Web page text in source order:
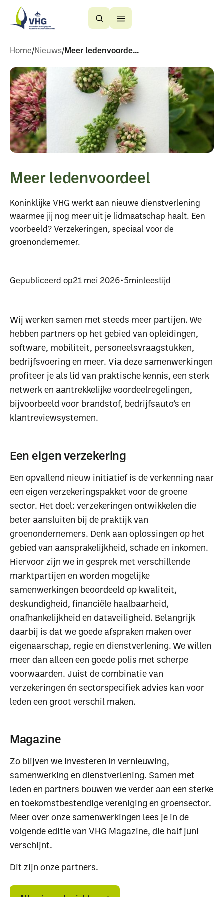
Button
Text
Button
Text
Waar ben je naar op
zoek?
Home Nieuws Meer ledenvoordeel
Meer ledenvoordeel
Koninklijke VHG werkt aan nieuwe dienstverlening
waarmee jij nog meer uit je lidmaatschap haalt. Een
voorbeeld? Verzekeringen, speciaal voor de
groenondernemer.
Gepubliceerd op21 mei 2026•5minleestijd
Wij werken samen met steeds meer partijen. We
hebben partners op het gebied van opleidingen,
software, mobiliteit, personeelsvraagstukken,
bedrijfsvoering en meer. Via deze samenwerkingen
profiteer je als lid van praktische kennis, een sterk
netwerk en aantrekkelijke voordeelregelingen,
bijvoorbeeld voor brandstof, bedrijfsauto’s en
klantreviewsystemen.
Een eigen verzekering
Een opvallend nieuw initiatief is de verkenning naar
een eigen verzekeringspakket voor de groene
sector. Het doel: verzekeringen ontwikkelen die
beter aansluiten bij de praktijk van
groenondernemers. Denk aan oplossingen op het
gebied van aansprakelijkheid, schade en inkomen.
Hiervoor zijn we in gesprek met verschillende
marktpartijen en worden mogelijke
samenwerkingen beoordeeld op kwaliteit,
deskundigheid, financiële haalbaarheid,
onafhankelijkheid en dataveiligheid. Belangrijk
daarbij is dat we goede afspraken maken over
eigenaarschap, regie en dienstverlening. We willen
meer dan alleen een goede polis met scherpe
voorwaarden. Juist de combinatie van
verzekeringen én sectorspecifiek advies kan voor
leden een groot verschil maken.
Magazine
Zo blijven we investeren in vernieuwing,
samenwerking en dienstverlening. Samen met
leden en partners bouwen we verder aan een sterke
en toekomstbestendige vereniging en groensector.
Meer over onze samenwerkingen lees je in de
volgende editie van VHG Magazine, die half juni
verschijnt.
Dit zijn onze partners.